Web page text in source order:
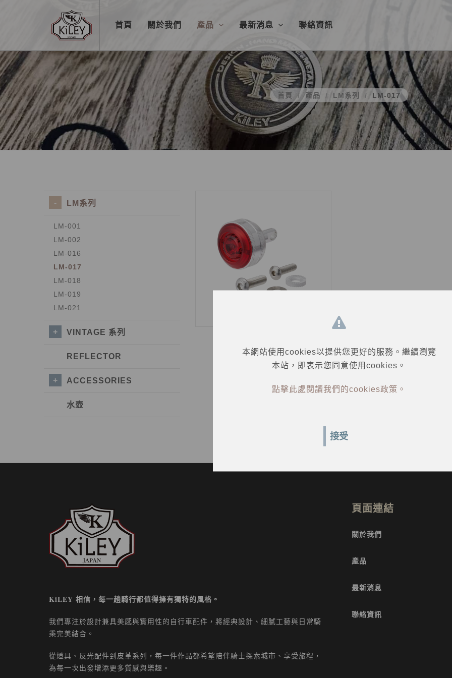
首頁 關於我們 產品 最新消息 聯絡資訊
首頁 產品 LM系列 LM-017
$ 790
LM系列
LM-001
LM-002
LM-016
LM-017
LM-018
LM-019
LM-021
VINTAGE 系列
REFLECTOR
ACCESSORIES
水壺
KiLEY 相信，每一趟騎行都值得擁有獨特的風格。
我們專注於設計兼具美感與實用性的自行車配件，將經典設計、細膩工藝與日常騎
乘完美結合。
從燈具、反光配件到皮革系列，每一件作品都希望陪伴騎士探索城市、享受旅程，
為每一次出發增添更多質感與樂趣。
頁面連結
關於我們
產品
最新消息
聯絡資訊
本網站使用cookies以提供您更好的服務。繼續瀏覽
本站，即表示您同意使用cookies。
點擊此處閱讀我們的cookies政策。
接受